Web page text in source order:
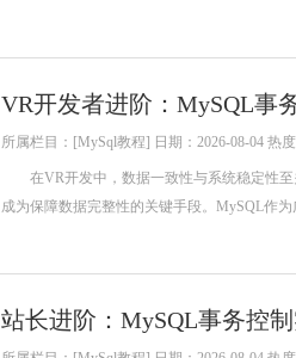
VR开发者进阶：MySQL事
所属栏目：[MySql教程] 日期：2026-08-04 热
在VR开发中，数据一致性与系统稳定性至
成为保障数据完整性的关键手段。MySQL作
站长进阶：MySQL事务控